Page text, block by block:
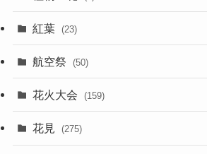
紅葉 (23)
航空祭 (50)
花火大会 (159)
花見 (275)